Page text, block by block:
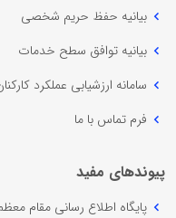
بیانیه حفظ حریم شخصی
بیانیه توافق سطح خدمات
سامانه ارزشیابی عملکرد
فرم تماس با ما
پیوندهای مفید
پایگاه اطلاع رسانی مقام